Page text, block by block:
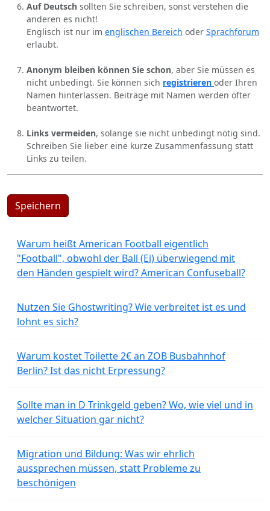
Auf Deutsch sollten Sie schreiben, sonst verstehen die
anderen es nicht!
Englisch ist nur im englischen Bereich oder Sprachforum
erlaubt.
Anonym bleiben können Sie schon, aber Sie müssen es
nicht unbedingt. Sie können sich registrieren oder Ihren
Namen hinterlassen. Beiträge mit Namen werden öfter
beantwortet.
Links vermeiden, solange sie nicht unbedingt nötig sind.
Schreiben Sie lieber eine kurze Zusammenfassung statt
Links zu teilen.
Speichern
Warum heißt American Football eigentlich
"Football", obwohl der Ball (Ei) überwiegend mit
den Händen gespielt wird? American Confuseball?
Nutzen Sie Ghostwriting? Wie verbreitet ist es und
lohnt es sich?
Warum kostet Toilette 2€ an ZOB Busbahnhof
Berlin? Ist das nicht Erpressung?
Sollte man in D Trinkgeld geben? Wo, wie viel und in
welcher Situation gar nicht?
Migration und Bildung: Was wir ehrlich
aussprechen müssen, statt Probleme zu
beschönigen